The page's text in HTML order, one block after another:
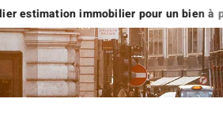
immobilier pour un bien à plus